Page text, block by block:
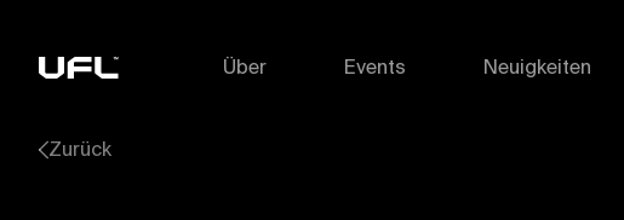
Über Events Neuigkeiten
Zurück